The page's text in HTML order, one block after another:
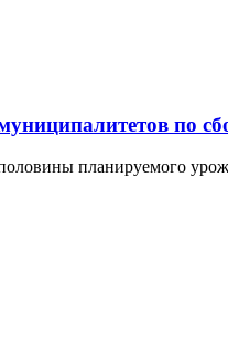
по
планируемого